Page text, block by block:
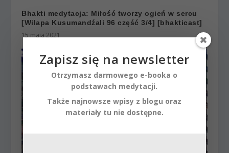
Bhakti medytacja: Miłość tworzy ogień w sercu
[Wilapa Kusumandźali 96 część 3/4] [bhakticast]
15 maja 2021
Zapisz się na newsletter
Otrzymasz darmowego e-booka o
podstawach medytacji.
Także najnowsze wpisy z blogu oraz
materiały tu nie dostępne.